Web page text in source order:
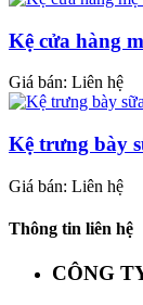
Kệ cửa hàng
Giá bán: Liên hệ
Kệ trưng bày
Giá bán: Liên hệ
Thông tin liên hệ
CÔNG